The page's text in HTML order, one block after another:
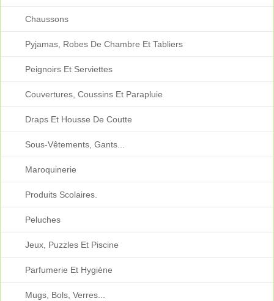
Chaussons
Pyjamas, Robes De Chambre Et Tabliers
Peignoirs Et Serviettes
Couvertures, Coussins Et Parapluie
Draps Et Housse De Coutte
Sous-Vêtements, Gants...
Maroquinerie
Produits Scolaires.
Peluches
Jeux, Puzzles Et Piscine
Parfumerie Et Hygiène
Mugs, Bols, Verres...